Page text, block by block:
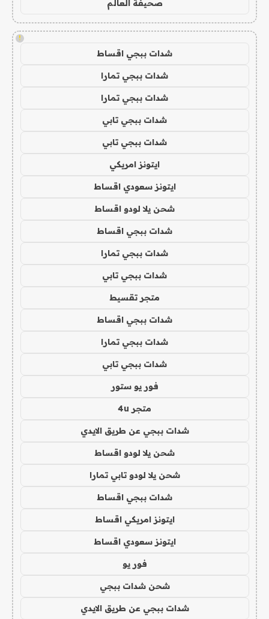
صحيفة العالم
!
شدات ببجي اقساط
شدات ببجي تمارا
شدات ببجي تمارا
شدات ببجي تابي
شدات ببجي تابي
ايتونز امريكي
ايتونز سعودي اقساط
شحن يلا لودو اقساط
شدات ببجي اقساط
شدات ببجي تمارا
شدات ببجي تابي
متجر تقسيط
شدات ببجي اقساط
شدات ببجي تمارا
شدات ببجي تابي
فور يو ستور
متجر 4u
شدات ببجي عن طريق الايدي
شحن يلا لودو اقساط
شحن يلا لودو تابي تمارا
شدات ببجي اقساط
ايتونز امريكي اقساط
ايتونز سعودي اقساط
فور يو
شحن شدات ببجي
شدات ببجي عن طريق الايدي